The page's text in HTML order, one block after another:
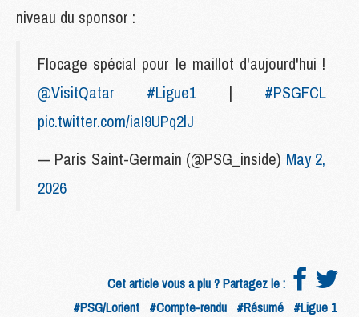
niveau du sponsor :
Flocage spécial pour le maillot d'aujourd'hui !
@VisitQatar
#Ligue1 | #PSGFCL
pic.twitter.com/iaI9UPq2lJ
— Paris Saint-Germain (@PSG_inside) May 2,
2026
Cet article vous a plu ? Partagez le :
#PSG/Lorient #Compte-rendu #Résumé #Ligue 1